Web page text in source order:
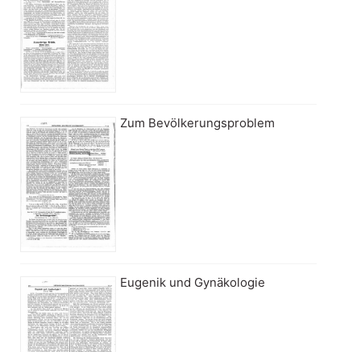
Zum Bevölkerungsproblem
Eugenik und Gynäkologie